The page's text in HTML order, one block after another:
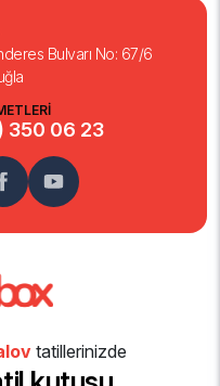
350 06 23
Bulvarı No: 67/6
tatillerinizde